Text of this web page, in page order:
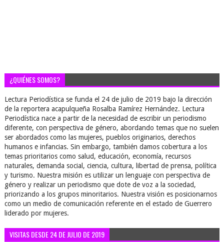
¿QUIÉNES SOMOS?
Lectura Periodística se funda el 24 de julio de 2019 bajo la dirección
de la reportera acapulqueña Rosalba Ramírez Hernández. Lectura
Periodística nace a partir de la necesidad de escribir un periodismo
diferente, con perspectiva de género, abordando temas que no suelen
ser abordados como las mujeres, pueblos originarios, derechos
humanos e infancias. Sin embargo, también damos cobertura a los
temas prioritarios como salud, educación, economía, recursos
naturales, demanda social, ciencia, cultura, libertad de prensa, política
y turismo. Nuestra misión es utilizar un lenguaje con perspectiva de
género y realizar un periodismo que dote de voz a la sociedad,
priorizando a los grupos minoritarios. Nuestra visión es posicionarnos
como un medio de comunicación referente en el estado de Guerrero
liderado por mujeres.
VISITAS DESDE 24 DE JULIO DE 2019